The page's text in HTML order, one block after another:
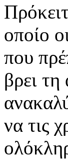
οποίο
που
βρει
να τις